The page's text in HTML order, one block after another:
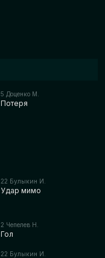
5 Доценко М.
Потеря
22 Булыкин И.
Удар мимо
2 Чепелев Н.
Гол
22 Булыкин И.